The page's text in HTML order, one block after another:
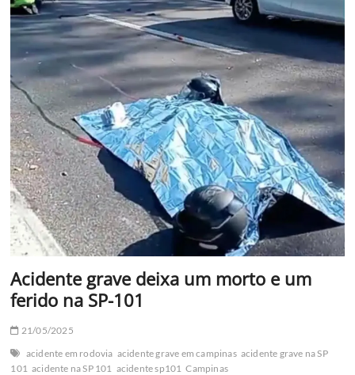
Acidente grave deixa um morto e um
ferido na SP-101
21/05/2025
acidente em rodovia acidente grave em campinas acidente grave na SP
101 acidente na SP 101 acidente sp101 Campinas